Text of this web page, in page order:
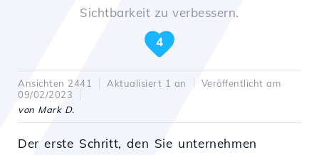
Sichtbarkeit zu verbessern.
4
Ansichten 2441 Aktualisiert 1 an
Veröffentlicht am
09/02/2023
von Mark D.
Der erste Schritt, den Sie unternehmen